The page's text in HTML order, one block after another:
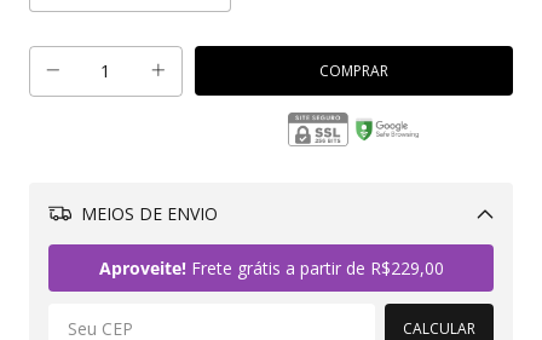
MEIOS DE ENVIO
Aproveite!Frete grátis a partir de R$229,00
CALCULAR